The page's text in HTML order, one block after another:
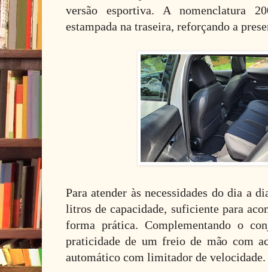
versão esportiva. A nomenclatura
estampada na traseira, reforçando a
Para atender às necessidades do dia a
litros de capacidade, suficiente para
forma prática. Complementando o
praticidade de um freio de mão com
automático com limitador de velocidade.